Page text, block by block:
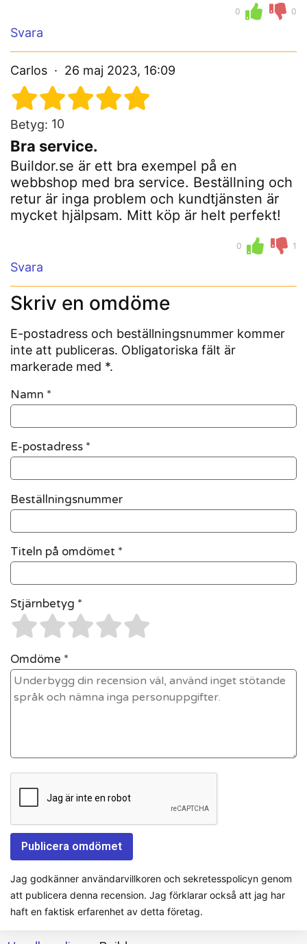
0 0
Svara
Carlos 26 maj 2023, 16:09
Betyg: 10
Bra service.
Buildor.se är ett bra exempel på en
webbshop med bra service. Beställning och
retur är inga problem och kundtjänsten är
mycket hjälpsam. Mitt köp är helt perfekt!
0 1
Svara
Skriv en omdöme
E-postadress och beställningsnummer kommer
inte att publiceras. Obligatoriska fält är
markerade med *.
Namn *
E-postadress *
Beställningsnummer
Titeln på omdömet *
Stjärnbetyg *
Omdöme *
Jag godkänner användarvillkoren och sekretesspolicyn genom
att publicera denna recension. Jag förklarar också att jag har
haft en faktisk erfarenhet av detta företag.